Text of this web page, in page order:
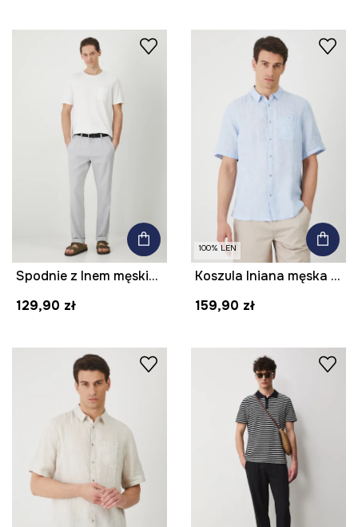
Spodnie z lnem męskie z paskiem melanżowe kolor szary
129,90 zł
100% LEN
Koszula lniana męska z kołnierzykiem klasycznym kolor niebieski
159,90 zł